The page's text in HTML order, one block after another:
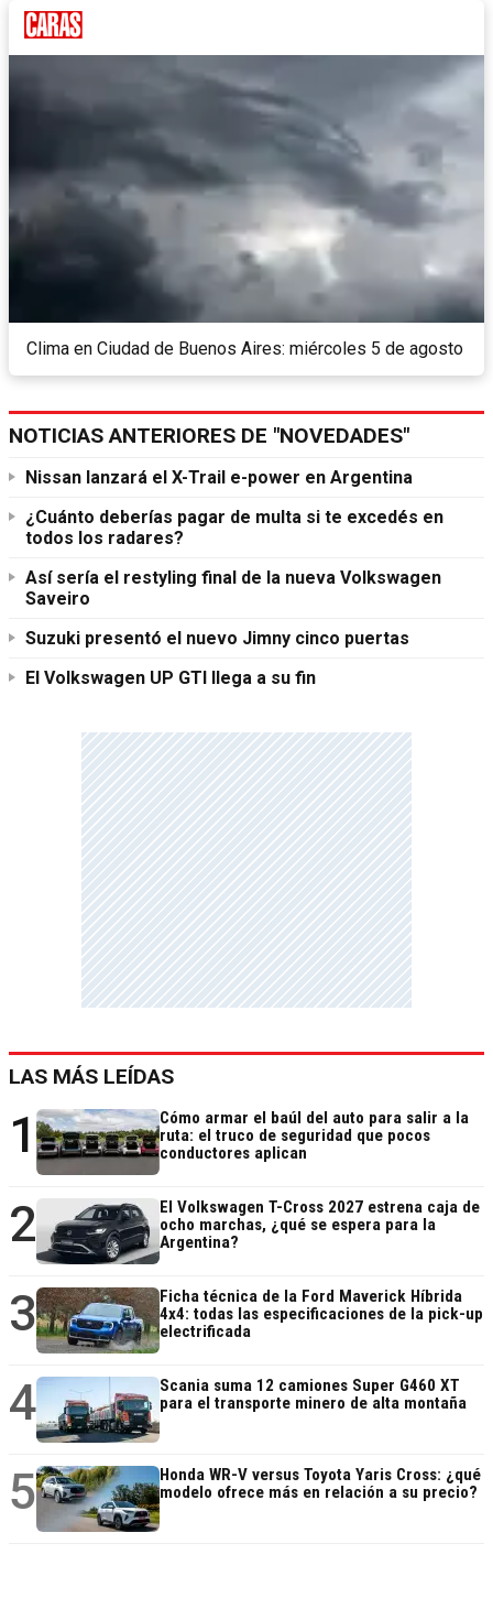
Clima en Ciudad de Buenos Aires: miércoles 5 de agosto
NOTICIAS ANTERIORES DE "NOVEDADES"
Nissan lanzará el X-Trail e-power en Argentina
¿Cuánto deberías pagar de multa si te excedés en
todos los radares?
Así sería el restyling final de la nueva Volkswagen
Saveiro
Suzuki presentó el nuevo Jimny cinco puertas
El Volkswagen UP GTI llega a su fin
LAS MÁS LEÍDAS
1
Cómo armar el baúl del auto para salir a la
ruta: el truco de seguridad que pocos
conductores aplican
2
El Volkswagen T-Cross 2027 estrena caja de
ocho marchas, ¿qué se espera para la
Argentina?
3
Ficha técnica de la Ford Maverick Híbrida
4x4: todas las especificaciones de la pick-up
electrificada
4
Scania suma 12 camiones Super G460 XT
para el transporte minero de alta montaña
5
Honda WR-V versus Toyota Yaris Cross: ¿qué
modelo ofrece más en relación a su precio?